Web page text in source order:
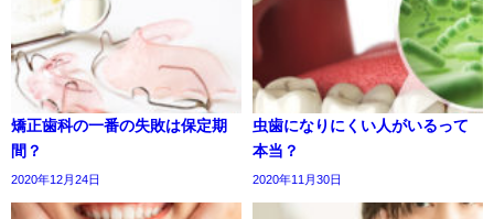
矯正歯科の一番の失敗は保定期
間？
2020年12月24日
虫歯になりにくい人がいるって
本当？
2020年11月30日